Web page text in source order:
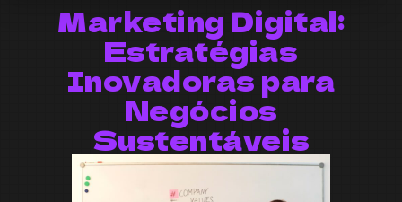
Marketing Digital:
Estratégias
Inovadoras para
Negócios
Sustentáveis